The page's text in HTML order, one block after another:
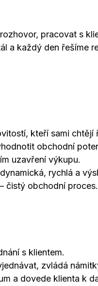
pracovat s
a každý den řešíme
kteří sami chtějí
obchodní
uzavření výkupu.
rychlá a
čistý obchodní proces.
s klientem.
zvládá
a dovede klienta k